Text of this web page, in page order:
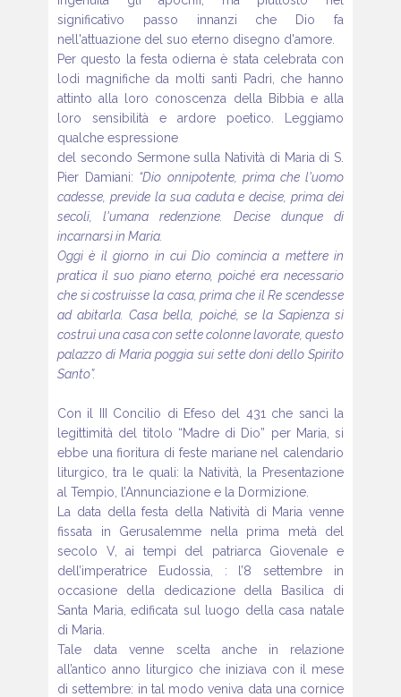
significativo passo innanzi che Dio fa
nell'attuazione del suo eterno disegno d'amore.
Per questo la festa odierna è stata celebrata con
lodi magnifiche da molti santi Padri, che hanno
attinto alla loro conoscenza della Bibbia e alla
loro sensibilità e ardore poetico. Leggiamo
qualche espressione
del secondo Sermone sulla Natività di Maria di S.
Pier Damiani: “Dio onnipotente, prima che l'uomo
cadesse, previde lasua caduta e decise, prima dei
secoli, l'umana redenzione. Decise dunque di
incarnarsi in Maria.
Oggi è il giorno in cui Dio comincia a mettere in
pratica il suopiano eterno, poiché era necessario
che si costruisse la casa, prima che il Re scendesse
ad abitarla. Casa bella, poiché, se la Sapienzasi
costruì una casa con sette colonne lavorate, questo
palazzo di Maria poggia sui sette doni dello Spirito
Santo”.
Con il III Concilio di Efeso del 431 che sancì la
legittimità del titolo “Madre di Dio” per Maria, si
ebbe una fioritura di feste marianenel calendario
liturgico, tra le quali: la Natività, la Presentazione
al Tempio, l’Annunciazione e la Dormizione.
La data della festa della Natività di Maria venne
fissata in Gerusalemme nella prima metà del
secolo V, ai tempi del patriarca Giovenale e
dell’imperatrice Eudossia, : l’8 settembre in
occasione della dedicazione della Basilica di
Santa Maria, edificata sul luogo della casa natale
di Maria.
Tale data venne scelta anche in relazione
all’antico anno liturgico che iniziava con il mese
di settembre: in tal modo veniva data una cornice